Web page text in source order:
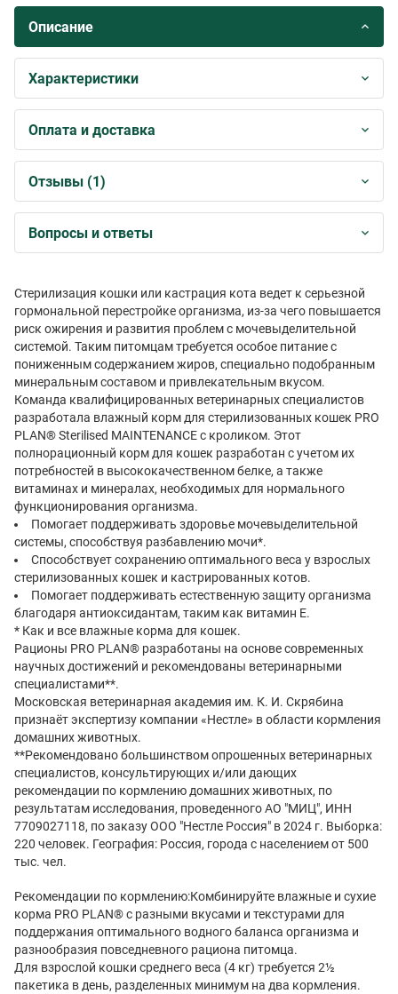
Описание
Характеристики
Оплата и доставка
Отзывы (1)
Вопросы и ответы
Стерилизация кошки или кастрация кота ведет к серьезной
гормональной перестройке организма, из-за чего повышается
риск ожирения и развития проблем с мочевыделительной
системой. Таким питомцам требуется особое питание с
пониженным содержанием жиров, специально подобранным
минеральным составом и привлекательным вкусом.
Команда квалифицированных ветеринарных специалистов
разработала влажный корм для стерилизованных кошек PRO
PLAN® Sterilised MAINTENANCE с кроликом. Этот
полнорационный корм для кошек разработан с учетом их
потребностей в высококачественном белке, а также
витаминах и минералах, необходимых для нормального
функционирования организма.
Помогает поддерживать здоровье мочевыделительной
системы, способствуя разбавлению мочи*.
Способствует сохранению оптимального веса у взрослых
стерилизованных кошек и кастрированных котов.
Помогает поддерживать естественную защиту организма
благодаря антиоксидантам, таким как витамин Е.
* Как и все влажные корма для кошек.
Рационы PRO PLAN® разработаны на основе современных
научных достижений и рекомендованы ветеринарными
специалистами**.
Московская ветеринарная академия им. К. И. Скрябина
признаёт экспертизу компании «Нестле» в области кормления
домашних животных.
**Рекомендовано большинством опрошенных ветеринарных
специалистов, консультирующих и/или дающих
рекомендации по кормлению домашних животных, по
результатам исследования, проведенного АО "МИЦ", ИНН
7709027118, по заказу ООО "Нестле Россия" в 2024 г. Выборка:
220 человек. География: Россия, города с населением от 500
тыс. чел.
Рекомендации по кормлению:Комбинируйте влажные и сухие
корма PRO PLAN® с разными вкусами и текстурами для
поддержания оптимального водного баланса организма и
разнообразия повседневного рациона питомца.
Для взрослой кошки среднего веса (4 кг) требуется 2½
пакетика в день, разделенных минимум на два кормления.